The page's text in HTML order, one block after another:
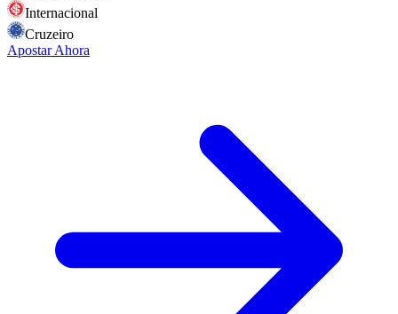
Internacional
Cruzeiro
Apostar Ahora